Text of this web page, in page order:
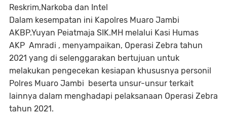
Reskrim,Narkoba dan Intel
Dalam kesempatan ini Kapolres Muaro Jambi
AKBP.Yuyan Peiatmaja SIK.MH melalui Kasi Humas
AKP Amradi , menyampaikan, Operasi Zebra tahun
2021 yang di selenggarakan bertujuan untuk
melakukan pengecekan kesiapan khususnya personil
Polres Muaro Jambi beserta unsur-unsur terkait
lainnya dalam menghadapi pelaksanaan Operasi Zebra
tahun 2021.